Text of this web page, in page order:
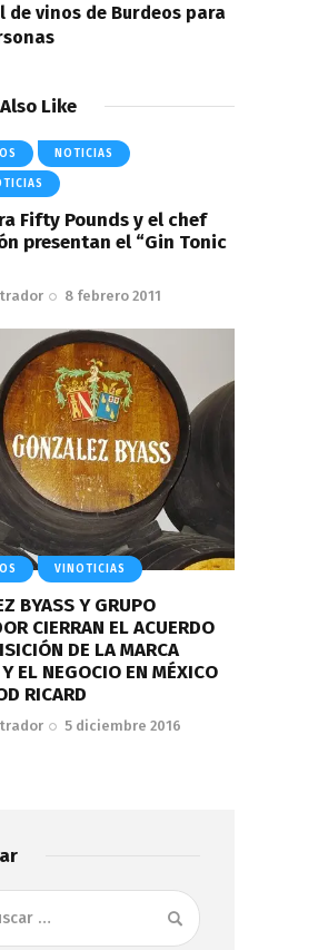
de vinos de Burdeos para
Like
NOTICIAS
Fifty Pounds y el chef
presentan el “Gin Tonic
8 febrero 2011
VINOTICIAS
BYASS Y GRUPO
CIERRAN EL ACUERDO
DE LA MARCA
EL NEGOCIO EN MÉXICO
RICARD
5 diciembre 2016